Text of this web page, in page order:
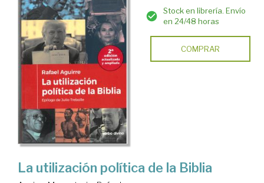
Stock en librería. Envío
en 24/48 horas
COMPRAR
La utilización política de la Biblia